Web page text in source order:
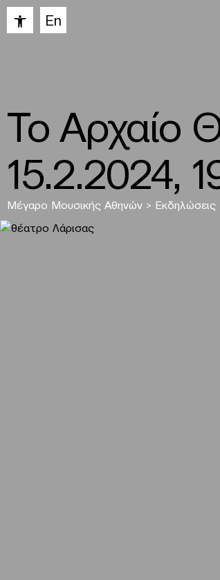
Ανοίξτε τη γραμμή εργαλείων
En
Το Αρχαίο
15.2.2024,
Μέγαρο Μουσικής Αθηνών > Εκδηλώσεις